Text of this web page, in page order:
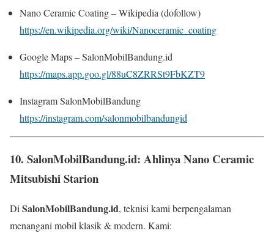
Nano Ceramic Coating – Wikipedia (dofollow)
https://en.wikipedia.org/wiki/Nanoceramic_coating
Google Maps – SalonMobilBandung.id
https://maps.app.goo.gl/88uC8ZRRSt9FbKZT9
Instagram SalonMobilBandung
https://instagram.com/salonmobilbandungid
10. SalonMobilBandung.id: Ahlinya Nano Ceramic
Mitsubishi Starion
Di SalonMobilBandung.id, teknisi kami berpengalaman
menangani mobil klasik & modern. Kami: